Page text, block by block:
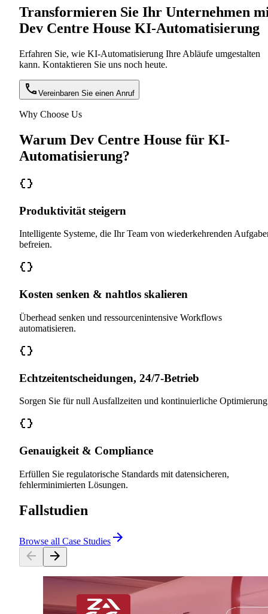
Transformieren Sie Ihr Unternehmen
Dev Centre House KI-Automatisierung
Erfahren Sie, wie KI-Automatisierung Ihre Abläufe umgestalten
kann. Kontaktieren Sie uns noch heute.
Vereinbaren Sie einen Anruf
Why Choose Us
Warum Dev Centre House für KI-
Automatisierung?
Produktivität steigern
Intelligente Systeme, die Ihr Team von wiederkehrenden
befreien.
Kosten senken & nahtlos skalieren
Überhead senken und ressourcenintensive Workflows
automatisieren.
Echtzeitentscheidungen, 24/7-Betrieb
Sorgen Sie für null Ausfallzeiten und kontinuierliche
Genauigkeit & Compliance
Erfüllen Sie regulatorische Standards mit datensicheren,
fehlerminimierten Lösungen.
Fallstudien
Browse all Case Studies